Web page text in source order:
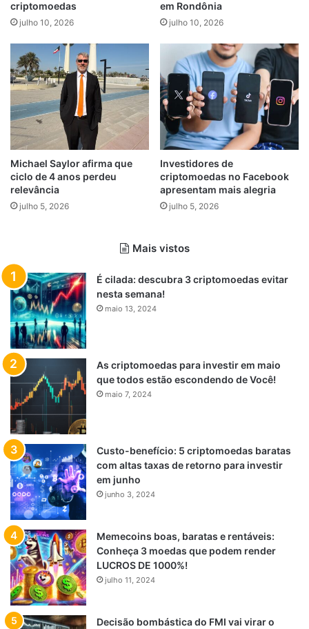
criptomoedas
julho 10, 2026
em Rondônia
julho 10, 2026
Michael Saylor afirma que
ciclo de 4 anos perdeu
relevância
julho 5, 2026
Investidores de
criptomoedas no Facebook
apresentam mais alegria
julho 5, 2026
Mais vistos
É cilada: descubra 3 criptomoedas evitar
nesta semana!
maio 13, 2024
As criptomoedas para investir em maio
que todos estão escondendo de Você!
maio 7, 2024
Custo-benefício: 5 criptomoedas baratas
com altas taxas de retorno para investir
em junho
junho 3, 2024
Memecoins boas, baratas e rentáveis:
Conheça 3 moedas que podem render
LUCROS DE 1000%!
julho 11, 2024
Decisão bombástica do FMI vai virar o